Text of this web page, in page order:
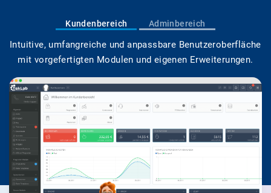
Kundenbereich Adminbereich
Intuitive, umfangreiche und anpassbare Benutzeroberfläche
mit vorgefertigten Modulen und eigenen Erweiterungen.